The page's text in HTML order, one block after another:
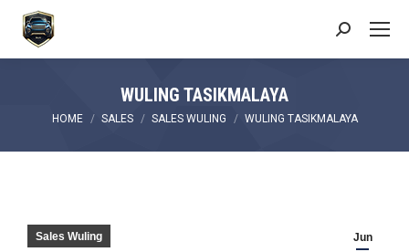
Search:
WULING TASIKMALAYA
You are here:
HOME SALES SALES WULING WULING TASIKMALAYA
Jun
Sales Wuling